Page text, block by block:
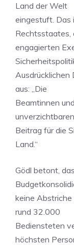
Land der Welt
eingestuft. Das
Rechtsstaates,
engagierten
Ausdrücklichen
aus: „Die
Beamtinnen
unverzichtbaren
Beitrag für die
Land.“
Gödl betont,
keine Abstriche
rund 32.000
Bediensteten
höchsten